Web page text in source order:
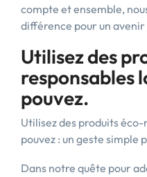
compte et ensemble,
différence pour un avenir
Utilisez des
responsables
pouvez.
Utilisez des produits
pouvez : un geste
Dans notre quête pour